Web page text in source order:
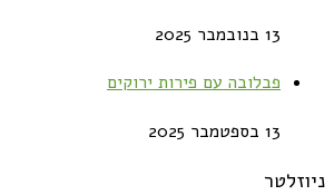
13 בנובמבר 2025
פבלובה עם פירות ירוקים
13 בספטמבר 2025
ניוזלטר